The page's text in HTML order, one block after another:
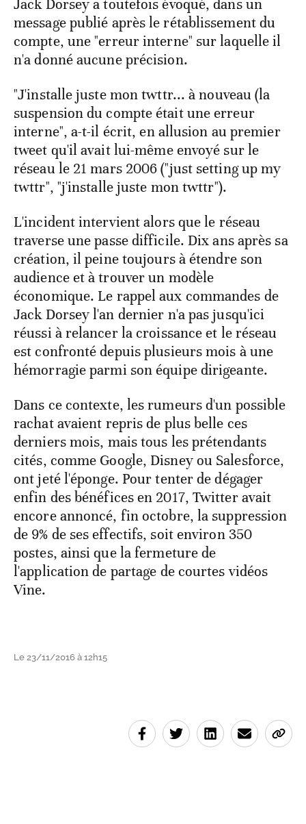
Jack Dorsey a toutefois évoqué, dans un
message publié après le rétablissement du
compte, une "erreur interne" sur laquelle il
n'a donné aucune précision.
"J'installe juste mon twttr... à nouveau (la
suspension du compte était une erreur
interne", a-t-il écrit, en allusion au premier
tweet qu'il avait lui-même envoyé sur le
réseau le 21 mars 2006 ("just setting up my
twttr", "j'installe juste mon twttr").
L'incident intervient alors que le réseau
traverse une passe difficile. Dix ans après sa
création, il peine toujours à étendre son
audience et à trouver un modèle
économique. Le rappel aux commandes de
Jack Dorsey l'an dernier n'a pas jusqu'ici
réussi à relancer la croissance et le réseau
est confronté depuis plusieurs mois à une
hémorragie parmi son équipe dirigeante.
Dans ce contexte, les rumeurs d'un possible
rachat avaient repris de plus belle ces
derniers mois, mais tous les prétendants
cités, comme Google, Disney ou Salesforce,
ont jeté l'éponge. Pour tenter de dégager
enfin des bénéfices en 2017, Twitter avait
encore annoncé, fin octobre, la suppression
de 9% de ses effectifs, soit environ 350
postes, ainsi que la fermeture de
l'application de partage de courtes vidéos
Vine.
Le 23/11/2016 à 12h15